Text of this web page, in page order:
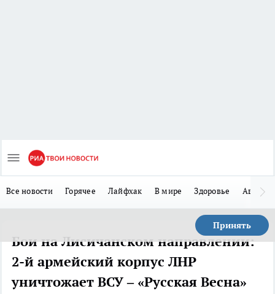
Все новости Горячее Лайфхак В мире Здоровье Авто
Принять
Бои на Лисичанском направлении:
2-й армейский корпус ЛНР
уничтожает ВСУ – «Русская Весна»